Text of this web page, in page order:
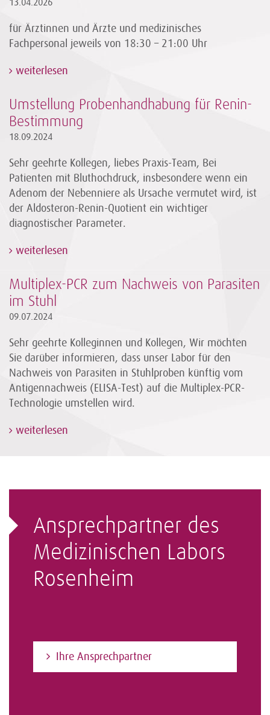
13.04.2026
für Ärztinnen und Ärzte und medizinisches
Fachpersonal jeweils von 18:30 – 21:00 Uhr
weiterlesen
Umstellung Probenhandhabung für Renin-
Bestimmung
18.09.2024
Sehr geehrte Kollegen, liebes Praxis-Team, Bei
Patienten mit Bluthochdruck, insbesondere wenn ein
Adenom der Nebenniere als Ursache vermutet wird, ist
der Aldosteron-Renin-Quotient ein wichtiger
diagnostischer Parameter.
weiterlesen
Multiplex-PCR zum Nachweis von Parasiten
im Stuhl
09.07.2024
Sehr geehrte Kolleginnen und Kollegen, Wir möchten
Sie darüber informieren, dass unser Labor für den
Nachweis von Parasiten in Stuhlproben künftig vom
Antigennachweis (ELISA-Test) auf die Multiplex-PCR-
Technologie umstellen wird.
weiterlesen
Ansprechpartner des
Medizinischen Labors
Rosenheim
Ihre Ansprechpartner